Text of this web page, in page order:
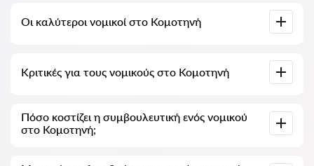
Οι καλύτεροι νομικοί στο Κομοτηνή
νομικούς στο Κομοτηνή με πλήρεις πληροφορίες. Τιμές,
αξιολογήσεις, αριθμός τηλεφώνου και διεύθυνση.
Κριτικές για τους νομικούς στο Κομοτηνή
κριτικές για τους νομικούς, δεν διαγράφουμε αρνητικές
κριτικές και δεν υπάρχει δυνατότητα να χειραγωγηθούν.
Πόσο κοστίζει η συμβουλευτική ενός νομικού
στο Κομοτηνή;